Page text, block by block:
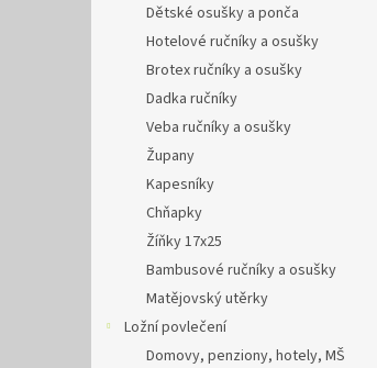
Dětské osušky a ponča
Hotelové ručníky a osušky
Brotex ručníky a osušky
Dadka ručníky
Veba ručníky a osušky
Župany
Kapesníky
Chňapky
Žíňky 17x25
Bambusové ručníky a osušky
Matějovský utěrky
Ložní povlečení
Domovy, penziony, hotely, MŠ